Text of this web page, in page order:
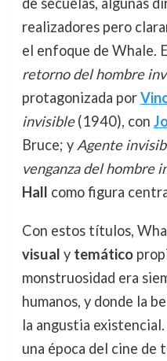
de secuelas, algunas
realizadores pero
el enfoque de Whale.
retorno del hombre
protagonizada por
invisible(1940), con
Bruce; yAgente
venganza del hombre
Hall como figura
Con estos títulos,
visual y temático
monstruosidad era
humanos, y donde la
la angustia
una época del cine de